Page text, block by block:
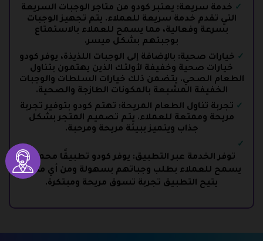
خدمة سريعة: يعتبر كودو من متاجر الوجبات السريعة
التي تقدم خدمة سريعة للعملاء. يتم تجهيز الوجبات
بسرعة وفعالية، مما يسمح للعملاء بالاستمتاع
بوجبتهم بشكل ميسر.
خيارات صحية: بالإضافة إلى الوجبات اللذيذة، يوفر كودو
خيارات صحية وخفيفة لأولئك الذين يهتمون بتناول
الطعام الصحي. يتضمن ذلك خيارات السلطات والوجبات
الخفيفة المشبعة بالمكونات الطازجة والصحية.
تجربة تناول الطعام المريحة: تهتم كودو بتوفير تجربة
مريحة وممتعة للعملاء. يتم تصميم المتجر بشكل
جذاب ويتميز ببيئة مريحة ومرحبة.
توفر الخدمة عبر التطبيق: يوفر كودو تطبيقًا محمولًا
يسمح للعملاء بطلب وجباتهم بسهولة ومن أي مكان.
يتيح التطبيق تجربة تسوق مريحة ومبتكرة.